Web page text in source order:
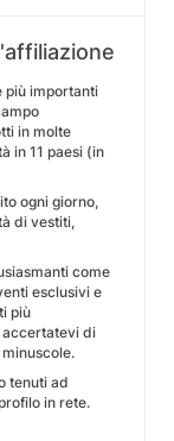
più importanti
in molte
in 11 paesi (in
ogni giorno,
di vestiti,
come
esclusivi e
più
accertatevi di
tenuti ad
in rete.